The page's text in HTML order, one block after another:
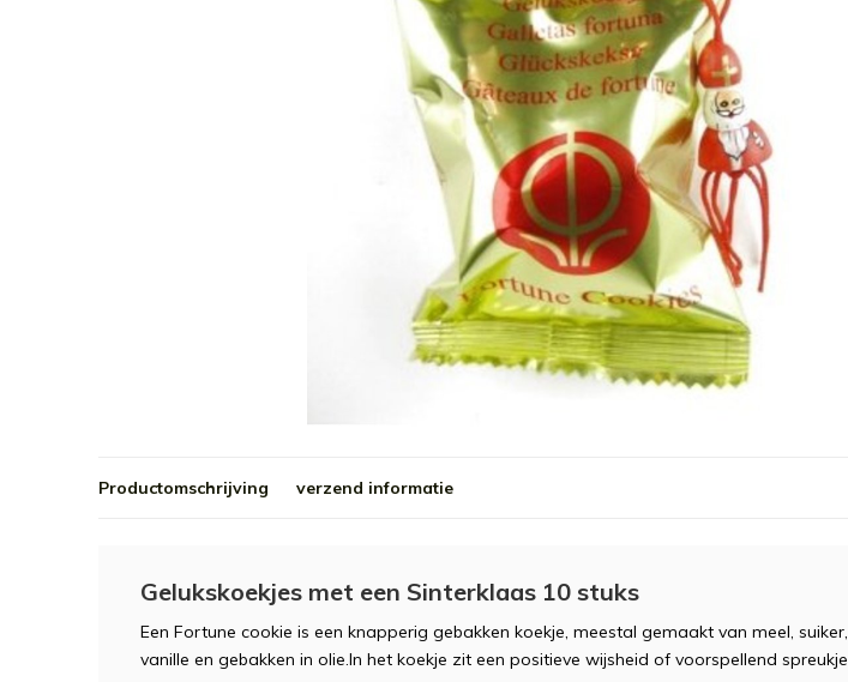
Productomschrijving verzend informatie
Gelukskoekjes met een Sinterklaas 10 stuks
Een Fortune cookie is een knapperig gebakken koekje, meestal gemaakt van meel, suiker,
vanille en gebakken in olie.In het koekje zit een positieve wijsheid of voorspellend spreukje